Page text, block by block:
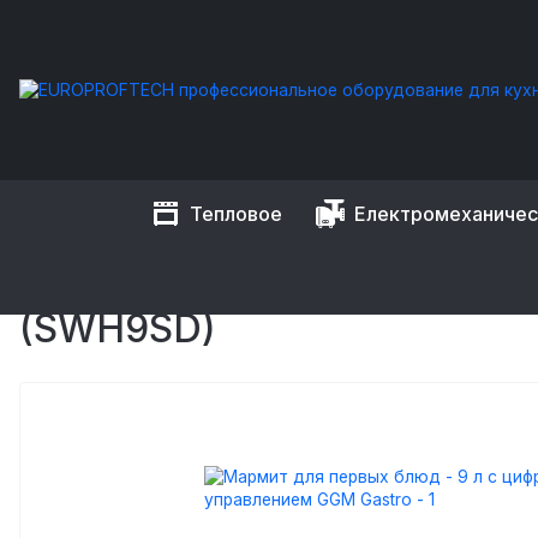
Тепловое
EUROPROFTECH Тепловое оборудование Супницы
МАРМИТ ДЛЯ ПЕРВЫХ
(SWH9SD)